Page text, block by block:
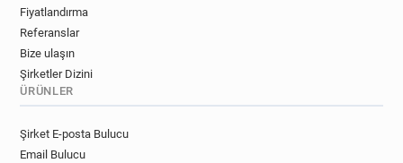
Fiyatlandırma
Referanslar
Bize ulaşın
Şirketler Dizini
ÜRÜNLER
Şirket E-posta Bulucu
Email Bulucu